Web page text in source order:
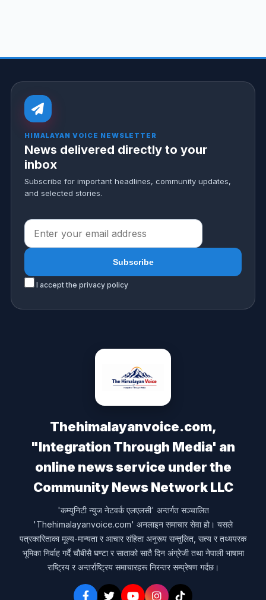
HIMALAYAN VOICE NEWSLETTER
News delivered directly to your
inbox
Subscribe for important headlines, community updates,
and selected stories.
I accept the privacy policy
Thehimalayanvoice.com,
"Integration Through Media' an
online news service under the
Community News Network LLC
'कम्युनिटी न्युज नेटवर्क एलएलसी' अन्तर्गत सञ्चालित
'Thehimalayanvoice.com' अनलाइन समाचार सेवा हो। यसले
पत्रकारिताका मूल्य-मान्यता र आचार संहिता अनुरूप सन्तुलित, सत्य र तथ्यपरक
भूमिका निर्वाह गर्दै चौबीसै घण्टा र साताको सातै दिन अंग्रेजी तथा नेपाली भाषामा
राष्ट्रिय र अन्तर्राष्ट्रिय समाचारहरू निरन्तर सम्प्रेषण गर्दछ।